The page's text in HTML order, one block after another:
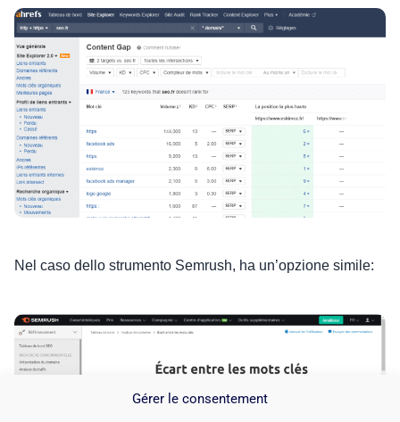
Gérer le consentement
Nel caso dello strumento Semrush, ha un’opzione simile: